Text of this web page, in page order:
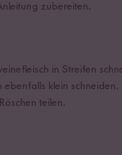
zubereiten.
in Streifen
ebenfalls klein schneiden.
teilen.